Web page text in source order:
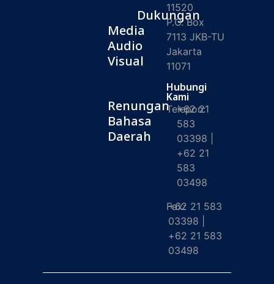
Media
Audio
Visual
Renungan
Bahasa
Daerah
Dukungan
11520
P.O. Box
7113 JKB-TU
Jakarta
11071
Hubungi
Kami
Telepon:
+62 21
583
03398 |
+62 21
583
03498
Fax:
+62 21 583
03398 |
+62 21 583
03498